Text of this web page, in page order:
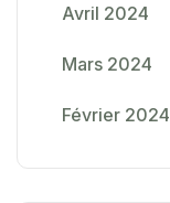
Avril 2024
Mars 2024
Février 2024